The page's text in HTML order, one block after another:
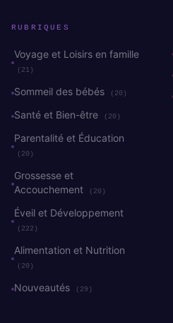
RUBRIQUES
Voyage et Loisirs en famille
(21)
Sommeil des bébés (20)
Santé et Bien-être (20)
Parentalité et Éducation
(20)
Grossesse et
Accouchement
(20)
Éveil et Développement
(222)
Alimentation et Nutrition
(20)
Nouveautés (29)